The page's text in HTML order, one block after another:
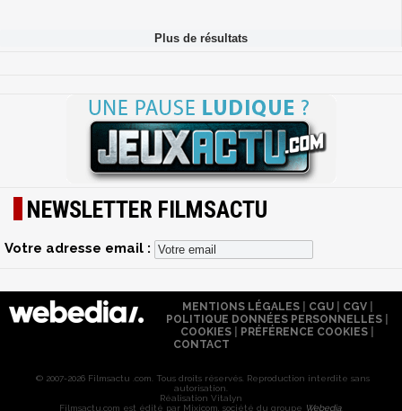
NEWSLETTER FILMSACTU
Votre adresse email :
MENTIONS LÉGALES| CGU| CGV|
POLITIQUE DONNÉES PERSONNELLES
COOKIES
PRÉFÉRENCE COOKIES
CONTACT
© 2007-2026 Filmsactu .com. Tous droits réservés. Reproduction interdite sans
autorisation.
Réalisation Vitalyn
Filmsactu .com est édité par Mixicom, société du groupe Webedia.